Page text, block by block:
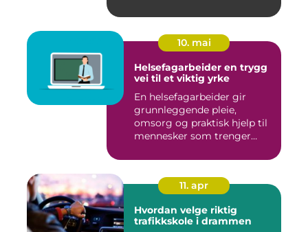
10. mai
Helsefagarbeider en trygg
vei til et viktig yrke
En helsefagarbeider gir
grunnleggende pleie,
omsorg og praktisk hjelp til
mennesker som trenger
11. apr
Hvordan velge riktig
trafikkskole i drammen